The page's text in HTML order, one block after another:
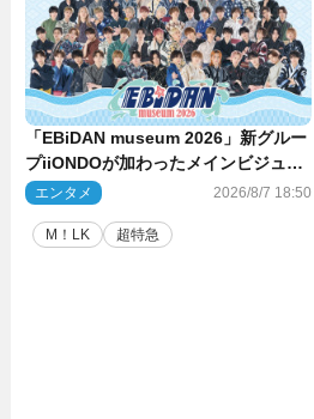
「EBiDAN museum 2026」新グルー
プiiONDOが加わったメインビジュア
ル公開！ 開催記念グッズラインナッ
エンタメ 2026/8/7 18:50
M！LK 超特急